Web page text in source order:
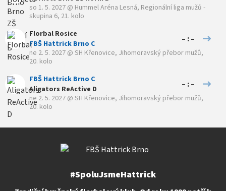
so 1. 5. 2027 @ Hummel Aréna Lesná, Regionální liga mužů -
skupina 6, 21. kolo
Florbal Rosice
FBŠ Hattrick Brno C
– : –
ne 2. 5. 2027 @ SH Křenovice, Jihomoravský přebor mužů,
20. kolo
FBŠ Hattrick Brno C
Aligators ReActive D
– : –
ne 2. 5. 2027 @ SH Křenovice, Jihomoravský přebor mužů,
20. kolo
#SpoluJsmeHattrick